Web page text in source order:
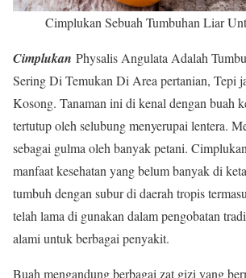
Cimplukan Sebuah Tumbuhan Liar
Cimplukan Physalis Angulata Adalah
Sering Di Temukan Di Area pertanian, Tepi
Kosong. Tanaman ini di kenal dengan buah
tertutup oleh selubung menyerupai lentera.
sebagai gulma oleh banyak petani.
manfaat kesehatan yang belum banyak di
tumbuh dengan subur di daerah tropis
telah lama di gunakan dalam pengobatan
alami untuk berbagai penyakit.
Buah mengandung berbagai zat gizi yang